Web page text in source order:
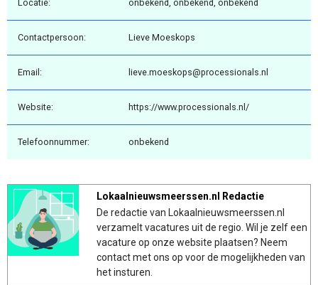
Locatie: onbekend, onbekend, onbekend
Contactpersoon: Lieve Moeskops
Email: lieve.moeskops@processionals.nl
Website: https://www.processionals.nl/
Telefoonnummer: onbekend
Lokaalnieuwsmeerssen.nl Redactie
De redactie van Lokaalnieuwsmeerssen.nl
verzamelt vacatures uit de regio. Wil je zelf een
vacature op onze website plaatsen? Neem
contact met ons op voor de mogelijkheden van
het insturen.